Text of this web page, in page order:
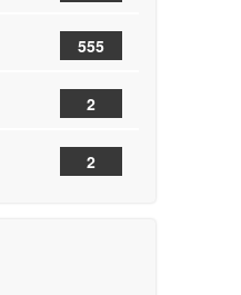
555
2
2